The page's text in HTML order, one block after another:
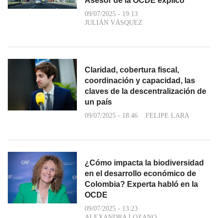
09/07/2025 - 19:13
JULIÁN VÁSQUEZ
Claridad, cobertura fiscal,
coordinación y capacidad, las
claves de la descentralización de
un país
09/07/2025 - 18:46 FELIPE LARA
¿Cómo impacta la biodiversidad
en el desarrollo económico de
Colombia? Experta habló en la
OCDE
09/07/2025 - 13:23